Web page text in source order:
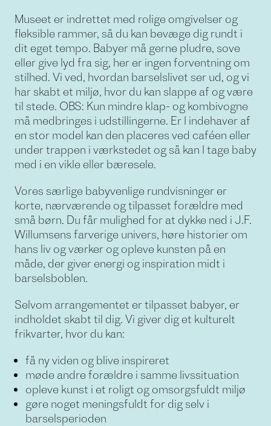
Museet er indrettet med rolige omgivelser og
fleksible rammer, så du kan bevæge dig rundt i
dit eget tempo. Babyer må gerne pludre, sove
eller give lyd fra sig, her er ingen forventning om
stilhed. Vi ved, hvordan barselslivet ser ud, og vi
har skabt et miljø, hvor du kan slappe af og være
til stede. OBS: Kun mindre klap- og kombivogne
må medbringes i udstillingerne. Er I indehaver af
en stor model kan den placeres ved caféen eller
under trappen i værkstedet og så kan I tage baby
med i en vikle eller bæresele.
Vores særlige babyvenlige rundvisninger er
korte, nærværende og tilpasset forældre med
små børn. Du får mulighed for at dykke ned i J.F.
Willumsens farverige univers, høre historier om
hans liv og værker og opleve kunsten på en
måde, der giver energi og inspiration midt i
barselsboblen.
Selvom arrangementet er tilpasset babyer, er
indholdet skabt til dig. Vi giver dig et kulturelt
frikvarter, hvor du kan:
få ny viden og blive inspireret
møde andre forældre i samme livssituation
opleve kunst i et roligt og omsorgsfuldt miljø
gøre noget meningsfuldt for dig selv i
barselsperioden